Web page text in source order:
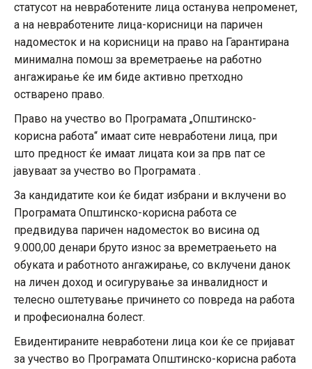
статусот на невработените лица останува непроменет,
а на невработените лица-корисници на паричен
надоместок и на корисници на право на Гарантирана
минимална помош за времетраење на работно
ангажирање ќе им биде активно претходно
остварено право.
Право на учество во Програмата „Општинско-
корисна работа“ имаат сите невработени лица, при
што предност ќе имаат лицата кои за прв пат се
јавуваат за учество во Програмата .
За кандидатите кои ќе бидат избрани и вклучени во
Програмата Општинско-корисна работа се
предвидува паричен надоместок во висина од
9.000,00 денари бруто износ за времетраењето на
обуката и работното ангажирање, со вклучени данок
на личен доход и осигурување за инвалидност и
телесно оштетување причинето со повреда на работа
и професионална болест.
Евидентираните невработени лица кои ќе се пријават
за учество во Програмата Општинско-корисна работа